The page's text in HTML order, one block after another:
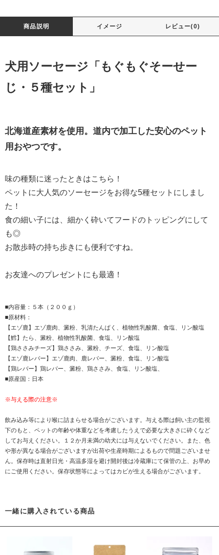
商品説明 イメージ レビュー(0)
犬用ソーセージ「もぐもぐそーせー
じ・５種セット」
北海道産素材を使用。道内で加工した安心のペット
用おやつです。
味の種類に迷ったときはこちら！
ペットに大人気のソーセージをお得な5種セットにしまし
た！
食の細い子には、細かく砕いてフードのトッピングにして
も◎
お散歩時の持ち歩きにも便利ですね。
お友達へのプレゼントにも最適！
■内容量：５本（２００ｇ）
■原材料：
【エゾ鹿】エゾ鹿肉、澱粉、乳清たんぱく、植物性乳酸菌、食塩、リン酸塩
【鱈】たら、澱粉、植物性乳酸菌、食塩、リン酸塩
【鶏ささみチーズ】鶏ささみ、澱粉、チーズ、食塩、リン酸塩
【エゾ鹿レバー】エゾ鹿肉、鹿レバー、澱粉、食塩、リン酸塩
【鶏レバー】鶏レバー、澱粉、鶏ささみ、食塩、リン酸塩、
■原産国：日本
※与える際の注意※
飲み込み等により喉に詰まらせる場合がございます。与える際は飼い主の監視
下のもと、ペットの年齢や体重などを考慮したうえで必要な大きさに砕くなど
してお与えください。１２か月未満の幼犬には与えないでください。また、色
や形が異なる場合がございますが出荷や生産時期によるもので問題ございませ
ん。保存時は直射日光・高温多湿を避け開封後は冷蔵庫にて保管の上、お早め
にご使用ください。保存状態等によってはカビが生える場合がございます。
一緒に購入されている商品